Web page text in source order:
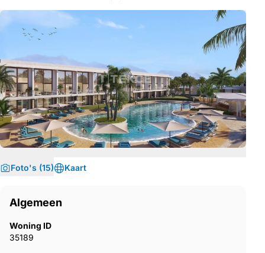
Foto's (15) Kaart
Algemeen
Woning ID
35189